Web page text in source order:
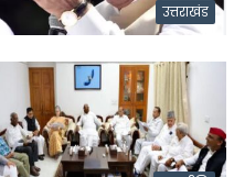
उत्तराखंड